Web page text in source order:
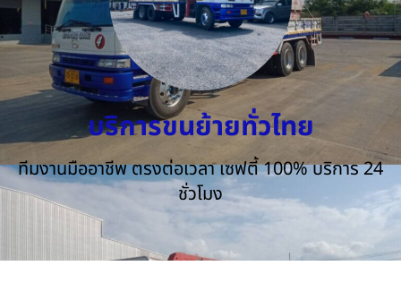
บริการขนย้ายทั่วไทย
ทีมงานมืออาชีพ ตรงต่อเวลา เซฟตี้ 100% บริการ 24
ชั่วโมง